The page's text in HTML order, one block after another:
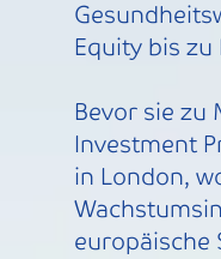
Equity bis zu
Bevor sie zu
Investment
in London,
europäische